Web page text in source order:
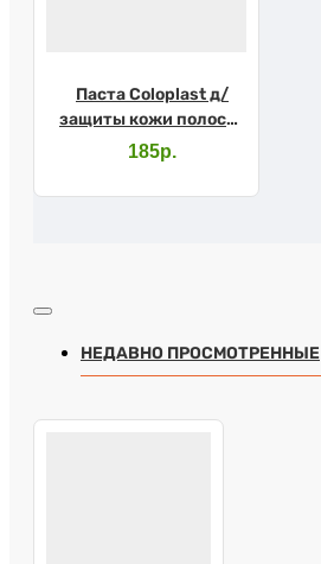
Паста Coloplast д/
защиты кожи полоска
6г 2655
185р.
НЕДАВНО ПРОСМОТРЕННЫЕ